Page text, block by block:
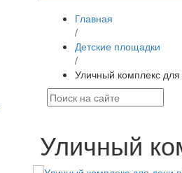
Главная
/
Детские площадки
/
Уличный комплекс
Уличный